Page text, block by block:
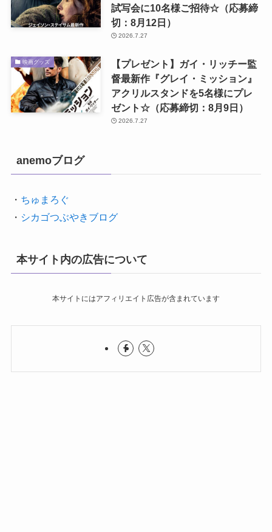
試写会に10名様ご招待☆（応募締
切：8月12日）
2026.7.27
映画グッズ
【プレゼント】ガイ・リッチー監
督最新作『グレイ・ミッション』
アクリルスタンドを5名様にプレ
ゼント☆（応募締切：8月9日）
2026.7.27
anemoブログ
・ ちゅまろぐ
・ シカゴつぶやきブログ
本サイト内の広告について
本サイトにはアフィリエイト広告が含まれています